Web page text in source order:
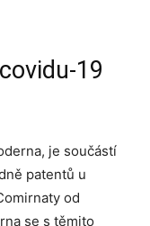
19
je součástí
patentů u
od
se s těmito